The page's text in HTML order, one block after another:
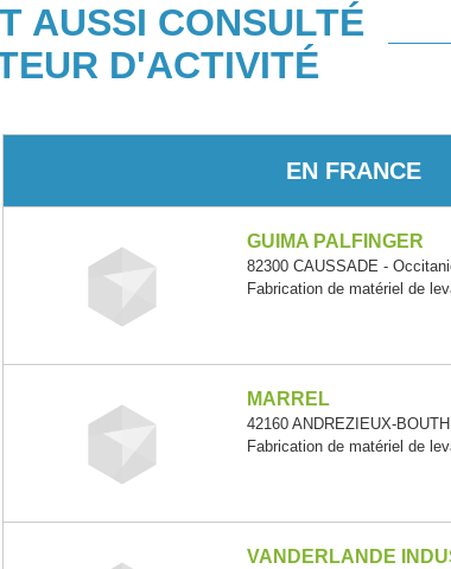
AUSSI CONSULTÉ
D'ACTIVITÉ
EN FRANCE
GUIMA PALFINGER
82300 CAUSSADE -
Fabrication de matériel de
MARREL
42160 ANDREZIEUX-
Fabrication de matériel de
VANDERLANDE